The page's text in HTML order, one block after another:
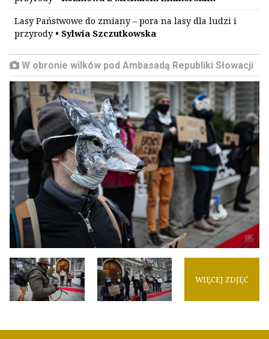
Lasy Państwowe do zmiany – pora na lasy dla ludzi i
przyrody• Sylwia Szczutkowska
W obronie wilków pod Ambasadą Republiki Słowacji
WIĘCEJ ZDJĘĆ